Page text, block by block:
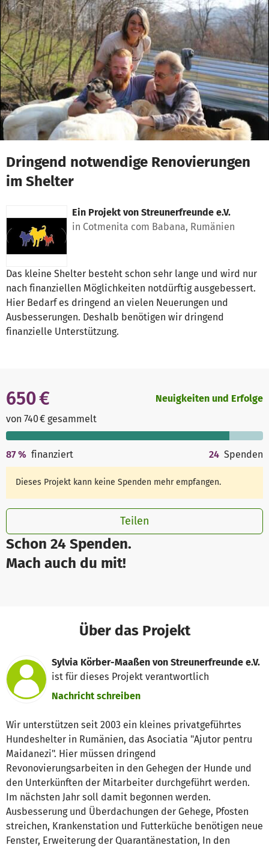
Zum Hauptinhalt springen
Erklärung zur Barrierefreiheit anzeigen
Dringend notwendige Renovierungen
im Shelter
Ein Projekt von Streunerfreunde e.V.
in Cotmenita com Babana, Rumänien
Das kleine Shelter besteht schon sehr lange und wird nur
nach finanziellen Möglichkeiten notdürftig ausgebessert.
Hier Bedarf es dringend an vielen Neuerungen und
Ausbesserungen. Deshalb benötigen wir dringend
finanzielle Unterstützung.
Schon 24 Spenden.
Mach auch du mit!
650 €
von 740 € gesammelt
Neuigkeiten und Erfolge
87% finanziert 24 Spenden
Dieses Projekt kann keine Spenden mehr empfangen.
Teilen
Über das Projekt
Sylvia Körber-Maaßen von Streunerfreunde e.V.
ist für dieses Projekt verantwortlich
Nachricht schreiben
Wir unterstützen seit 2003 ein kleines privatgeführtes
Hundeshelter in Rumänien, das Asociatia "Ajutor pentru
Maidanezi". Hier müssen dringend
Revonovierungsarbeiten in den Gehegen der Hunde und
den Unterkünften der Mitarbeiter durchgeführt werden.
Im nächsten Jahr soll damit begonnen werden.
Ausbesserung und Überdachungen der Gehege, Pfosten
streichen, Krankenstation und Futterküche benötigen neue
Fenster, Erweiterung der Quarantänestation, In den